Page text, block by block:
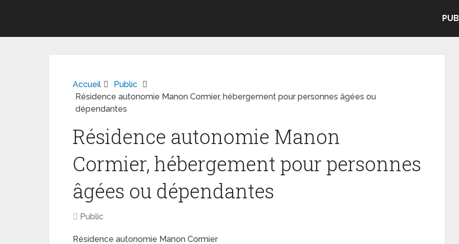
Accueil
Public
Résidence autonomie Manon Cormier, hébergement pour personnes âgées ou
dépendantes
Résidence autonomie Manon
Cormier, hébergement pour personnes
âgées ou dépendantes
Public
Résidence autonomie Manon Cormier